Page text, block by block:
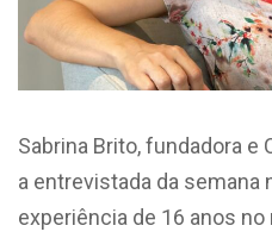
Sabrina Brito, fundadora e
a entrevistada da semana
experiência de 16 anos